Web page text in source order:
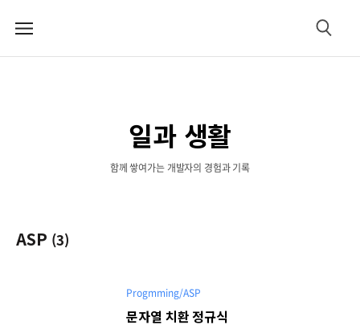
메
검
일과 생활
함께 쌓여가는 개발자의 경험과 기록
ASP (3)
Progmming/ASP
문자열 치환 정규식